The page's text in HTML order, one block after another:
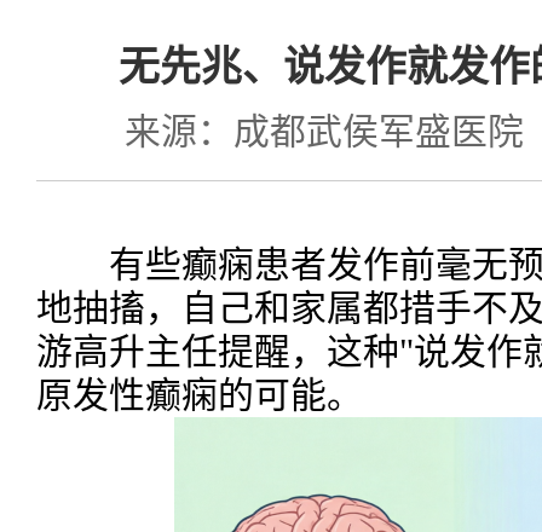
无先兆、说发作就发作
来源：成都武侯军盛医
有些癫痫患者发作前毫无预
地抽搐，自己和家属都措手不
游高升主任提醒，这种"说发作
原发性癫痫的可能。